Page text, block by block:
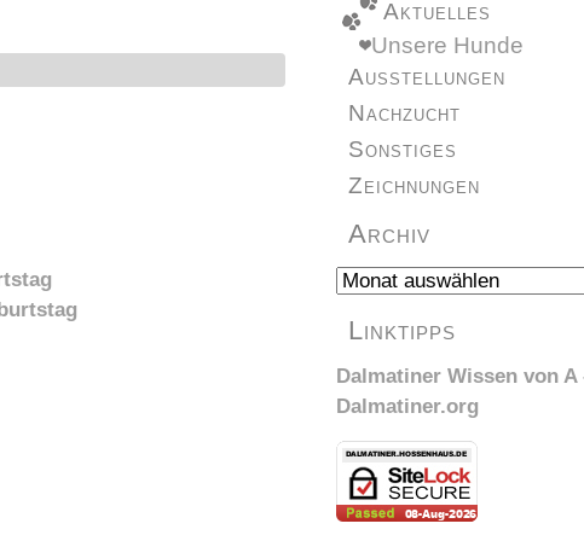
Aktuelles
Unsere Hunde
Ausstellungen
Nachzucht
Sonstiges
Zeichnungen
Archiv
Archiv
Linktipps
Dalmatiner Wissen von A
Dalmatiner.org